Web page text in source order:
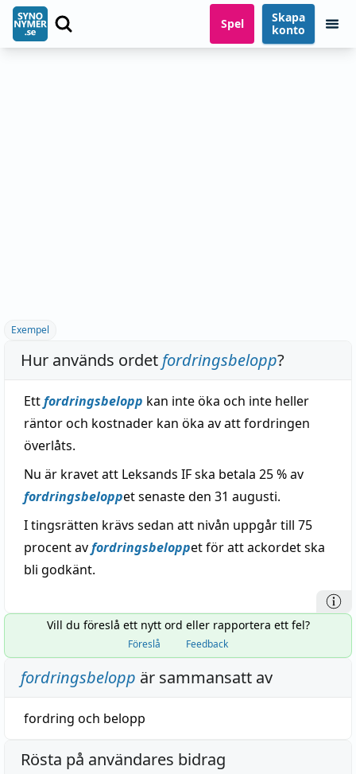
Spel
Skapa
konto
Exempel
Hur används ordet fordringsbelopp?
Ettfordringsbelopp kan inte öka och inte heller
räntor och kostnader kan öka av att fordringen
överlåts.
Nu är kravet att Leksands IF ska betala 25 % av
fordringsbeloppet senaste den 31 augusti.
I tingsrätten krävs sedan att nivån uppgår till 75
procent avfordringsbeloppet för att ackordet ska
bli godkänt.
Vill du föreslå ett nytt ord eller rapportera ett fel?
Föreslå Feedback
fordringsbelopp är sammansatt av
fordring och belopp
Rösta på användares bidrag